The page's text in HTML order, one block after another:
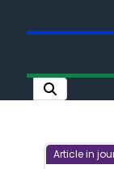
Article in